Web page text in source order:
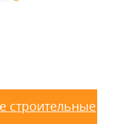
строительные